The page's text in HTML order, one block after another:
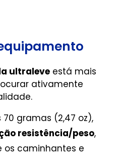
ultraleve está mais
ativamente
gramas (2,47 oz),
resistência/peso,
caminhantes e